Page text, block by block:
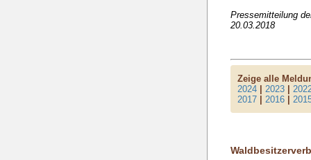
Pressemitteilung
20.03.2018
Zeige alle
2024 |2023 |
2017 |2016 |